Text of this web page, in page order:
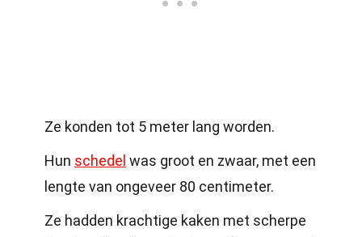
Ze konden tot 5 meter lang worden.
Hun schedel was groot en zwaar, met een
lengte van ongeveer 80 centimeter.
Ze hadden krachtige kaken met scherpe